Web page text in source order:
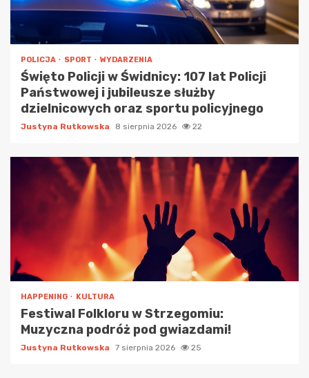
POLICJA SPORT WYDARZENIA
Święto Policji w Świdnicy: 107 lat Policji
Państwowej i jubileusze służby
dzielnicowych oraz sportu policyjnego
Justyna Rutkowska 8 sierpnia 2026 22
HAPPENING KULTURA
Festiwal Folkloru w Strzegomiu:
Muzyczna podróż pod gwiazdami!
Justyna Rutkowska 7 sierpnia 2026 25